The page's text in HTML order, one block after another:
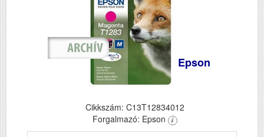
Epson
Cikkszám: C13T12834012
Forgalmazó: Epson